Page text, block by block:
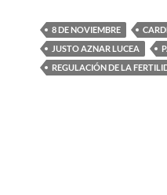
8 DE NOVIEMBRE
JUSTO AZNAR LUCEA
REGULACIÓN DE LA